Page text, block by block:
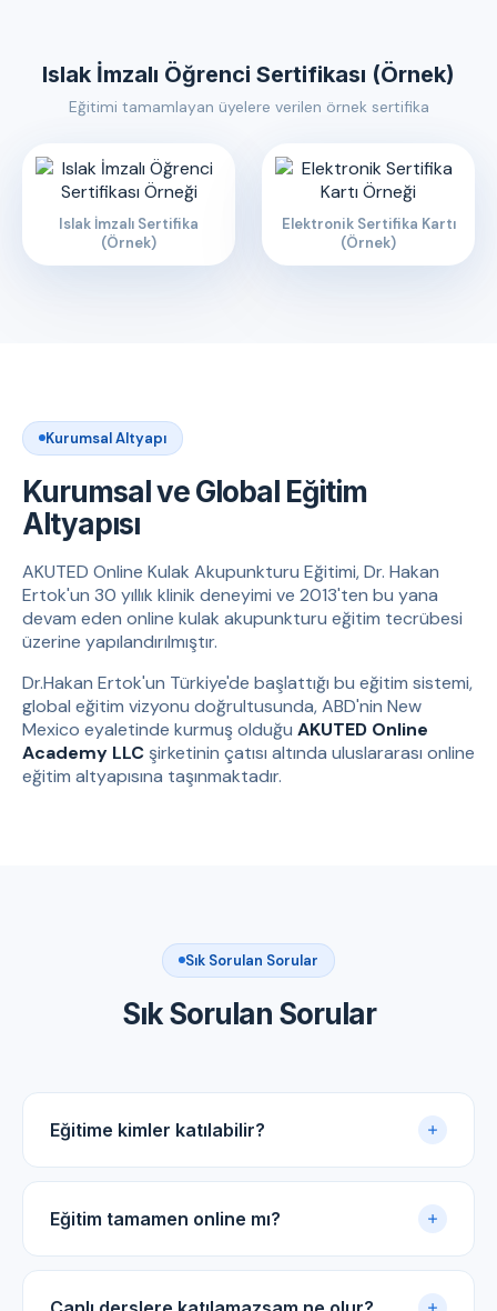
Islak İmzalı Öğrenci Sertifikası (Örnek)
Eğitimi tamamlayan üyelere verilen örnek sertifika
Islak İmzalı Sertifika
(Örnek)
Elektronik Sertifika Kartı
(Örnek)
Kurumsal Altyapı
Kurumsal ve Global Eğitim
Altyapısı
AKUTED Online Kulak Akupunkturu Eğitimi, Dr. Hakan
Ertok'un 30 yıllık klinik deneyimi ve 2013'ten bu yana
devam eden online kulak akupunkturu eğitim tecrübesi
üzerine yapılandırılmıştır.
Dr.Hakan Ertok'un Türkiye'de başlattığı bu eğitim sistemi,
global eğitim vizyonu doğrultusunda, ABD'nin New
Mexico eyaletinde kurmuş olduğu AKUTED Online
Academy LLC şirketinin çatısı altında uluslararası online
eğitim altyapısına taşınmaktadır.
Sık Sorulan Sorular
Sık Sorulan Sorular
Eğitime kimler katılabilir?
Akupunktur uygulama sertifikasına sahip tüm tıp
doktorları ve diş hekimleri için uygundur.
Eğitim tamamen online mı?
Evet. Eğitim online panel üzerinden yürütülür. Canlı
dersler, kayıtlı video arşivi ve PDF ders notlarıyla